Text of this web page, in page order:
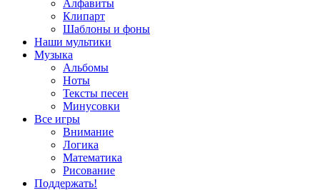
Алфавиты
Клипарт
Шаблоны и фоны
Наши мультики
Музыка
Альбомы
Ноты
Тексты песен
Минусовки
Все игры
Внимание
Логика
Математика
Рисование
Поддержать!